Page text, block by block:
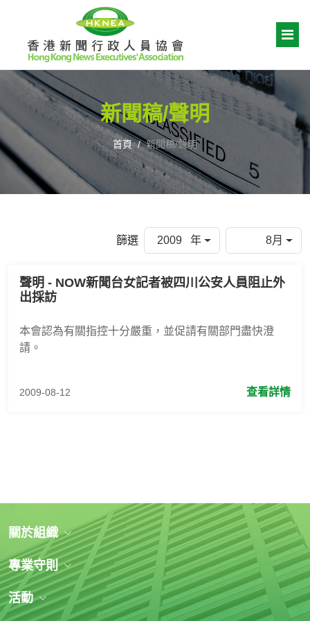
新聞稿/聲明
首頁 新聞稿/聲明
篩選 2009 年 8月
聲明 - NOW新聞台女記者被四川公安人員阻止外
出採訪
本會認為有關指控十分嚴重，並促請有關部門盡快澄
請。
2009-08-12 查看詳情
關於組織
專業守則
活動